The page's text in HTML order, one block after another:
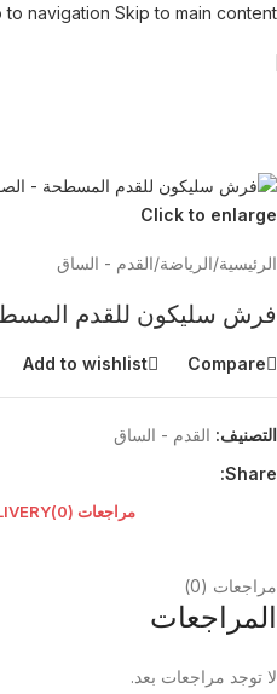
to navigation Skip to main content
Click to enlarge
الرئيسية/الرياضة/القدم - الساق
فرش سليكون للقدم
Compare
Add to wishlist
التصنيف: القدم - الساق
Share:
مراجعات (0)
مراجعات (0)
المراجعات
لا توجد مراجعات بعد.